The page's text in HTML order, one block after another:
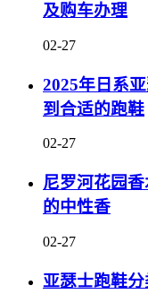
及购车办理
02-27
2025年日系
到合适的跑鞋
02-27
尼罗河花园
的中性香
02-27
亚瑟士跑鞋